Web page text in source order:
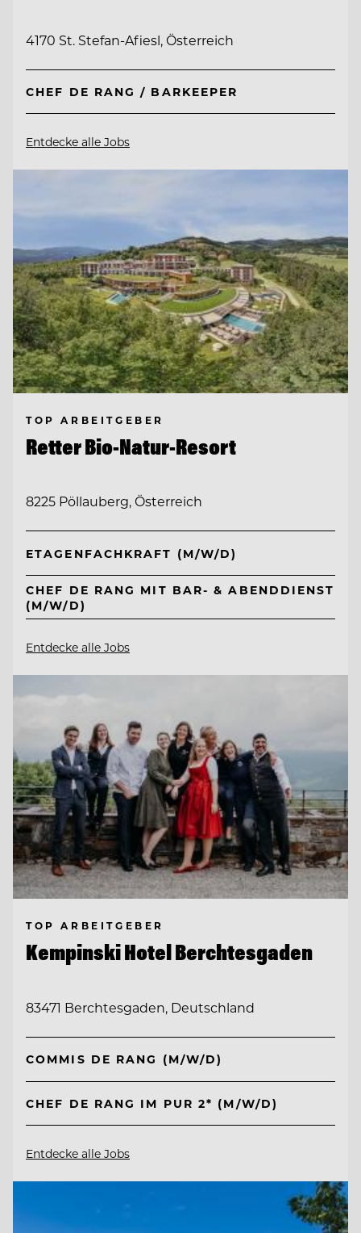
4170 St. Stefan-Afiesl, Österreich
CHEF DE RANG / BARKEEPER
Entdecke alle Jobs
TOP ARBEITGEBER
Retter Bio-Natur-Resort
8225 Pöllauberg, Österreich
ETAGENFACHKRAFT (M/W/D)
CHEF DE RANG MIT BAR- & ABENDDIENST
(M/W/D)
Entdecke alle Jobs
TOP ARBEITGEBER
Kempinski Hotel Berchtesgaden
83471 Berchtesgaden, Deutschland
COMMIS DE RANG (M/W/D)
CHEF DE RANG IM PUR 2* (M/W/D)
Entdecke alle Jobs